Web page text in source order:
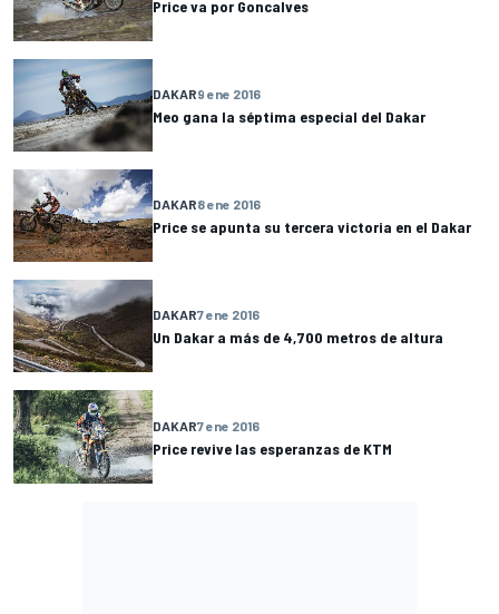
Price va por Goncalves
DAKAR9 ene 2016
Meo gana la séptima especial del Dakar
DAKAR8 ene 2016
Price se apunta su tercera victoria en el Dakar
DAKAR7 ene 2016
Un Dakar a más de 4,700 metros de altura
DAKAR7 ene 2016
Price revive las esperanzas de KTM